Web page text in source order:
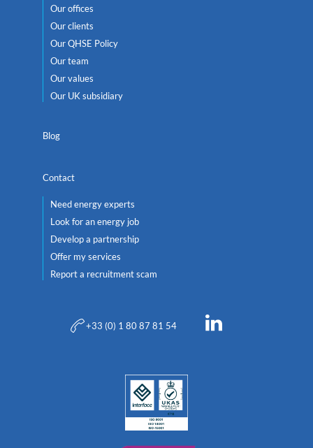
Our offices
Our clients
Our QHSE Policy
Our team
Our values
Our UK subsidiary
Blog
Contact
Need energy experts
Look for an energy job
Develop a partnership
Offer my services
Report a recruitment scam
+33 (0) 1 80 87 81 54